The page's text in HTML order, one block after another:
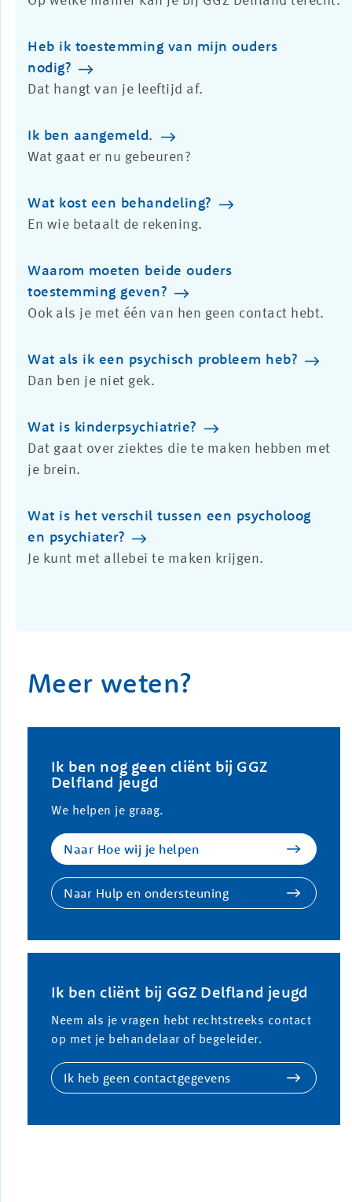
Stimuleer je kind om dingen samen te doen
met anderen, en om in beweging te blijven
te gaan met de problemen van je kind
Heb ik toestemming van mijn ouders
nodig?
Dat hangt van je leeftijd af.
Ik ben aangemeld.
Wat gaat er nu gebeuren?
Wat kost een behandeling?
En wie betaalt de rekening.
Waarom moeten beide ouders
toestemming geven?
Ook als je met één van hen geen contact hebt.
Wat als ik een psychisch probleem heb?
Dan ben je niet gek.
Wat is kinderpsychiatrie?
Dat gaat over ziektes die te maken hebben met
je brein.
Wat is het verschil tussen een psycholoog
en psychiater?
Je kunt met allebei te maken krijgen.
Meer weten?
Ik ben nog geen cliënt bij GGZ
Delfland jeugd
We helpen je graag.
Naar Hoe wij je helpen
Naar Hulp en ondersteuning
Ik ben cliënt bij GGZ Delfland jeugd
Neem als je vragen hebt rechtstreeks contact
op met je behandelaar of begeleider.
Ik heb geen contactgegevens